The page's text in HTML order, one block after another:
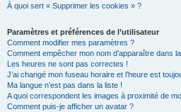
À quoi sert « Supprimer les cookies » ?
Paramètres et préférences de l’utilisateur
Comment modifier mes paramètres ?
Comment empêcher mon nom d’apparaître dans
Les heures ne sont pas correctes !
J’ai changé mon fuseau horaire et l’heure est
Ma langue n’est pas dans la liste !
A quoi correspondent les images à proximité de
Comment puis-je afficher un avatar ?